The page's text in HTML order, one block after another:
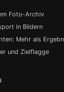
Foto-Archiv
in Bildern
Mehr als
und Zielflagge